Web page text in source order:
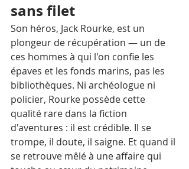
sans filet
Son héros, Jack Rourke, est un
plongeur de récupération — un de
ces hommes à qui l'on confie les
épaves et les fonds marins, pas les
bibliothèques. Ni archéologue ni
policier, Rourke possède cette
qualité rare dans la fiction
d'aventures : il est crédible. Il se
trompe, il doute, il saigne. Et quand il
se retrouve mêlé à une affaire qui